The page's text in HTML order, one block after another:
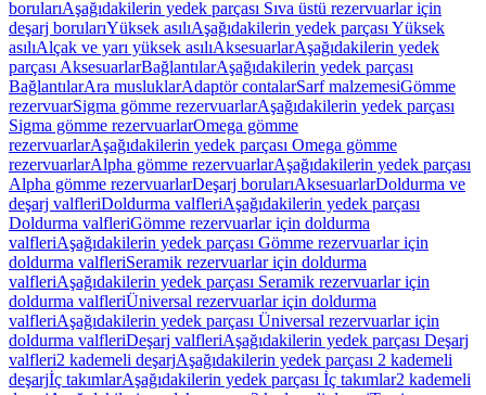
borularıAşağıdakilerin yedek parçası Sıva üstü rezervuarlar için
deşarj borularıYüksek asılıAşağıdakilerin yedek parçası Yüksek
asılıAlçak ve yarı yüksek asılıAksesuarlarAşağıdakilerin yedek
parçası AksesuarlarBağlantılarAşağıdakilerin yedek parçası
BağlantılarAra musluklarAdaptör contalarSarf malzemesiGömme
rezervuarSigma gömme rezervuarlarAşağıdakilerin yedek parçası
Sigma gömme rezervuarlarOmega gömme
rezervuarlarAşağıdakilerin yedek parçası Omega gömme
rezervuarlarAlpha gömme rezervuarlarAşağıdakilerin yedek parçası
Alpha gömme rezervuarlarDeşarj borularıAksesuarlarDoldurma ve
deşarj valfleriDoldurma valfleriAşağıdakilerin yedek parçası
Doldurma valfleriGömme rezervuarlar için doldurma
valfleriAşağıdakilerin yedek parçası Gömme rezervuarlar için
doldurma valfleriSeramik rezervuarlar için doldurma
valfleriAşağıdakilerin yedek parçası Seramik rezervuarlar için
doldurma valfleriÜniversal rezervuarlar için doldurma
valfleriAşağıdakilerin yedek parçası Üniversal rezervuarlar için
doldurma valfleriDeşarj valfleriAşağıdakilerin yedek parçası Deşarj
valfleri2 kademeli deşarjAşağıdakilerin yedek parçası 2 kademeli
deşarjİç takımlarAşağıdakilerin yedek parçası İç takımlar2 kademeli